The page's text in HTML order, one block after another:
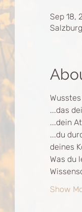
Sep 18,
...das
...dein
...du
deines
Was du
Show